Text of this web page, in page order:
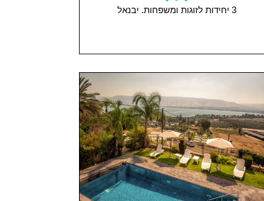
3 יחידות לזוגות ומשפחות. יבנאל